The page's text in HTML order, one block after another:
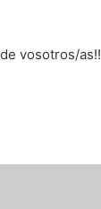
vosotros/as!!